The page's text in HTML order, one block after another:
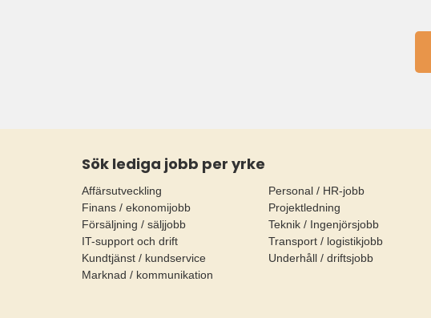
Sök lediga jobb per yrke
Affärsutveckling
Finans / ekonomijobb
Försäljning / säljjobb
IT-support och drift
Kundtjänst / kundservice
Marknad / kommunikation
Personal / HR-jobb
Projektledning
Teknik / Ingenjörsjobb
Transport / logistikjobb
Underhåll / driftsjobb